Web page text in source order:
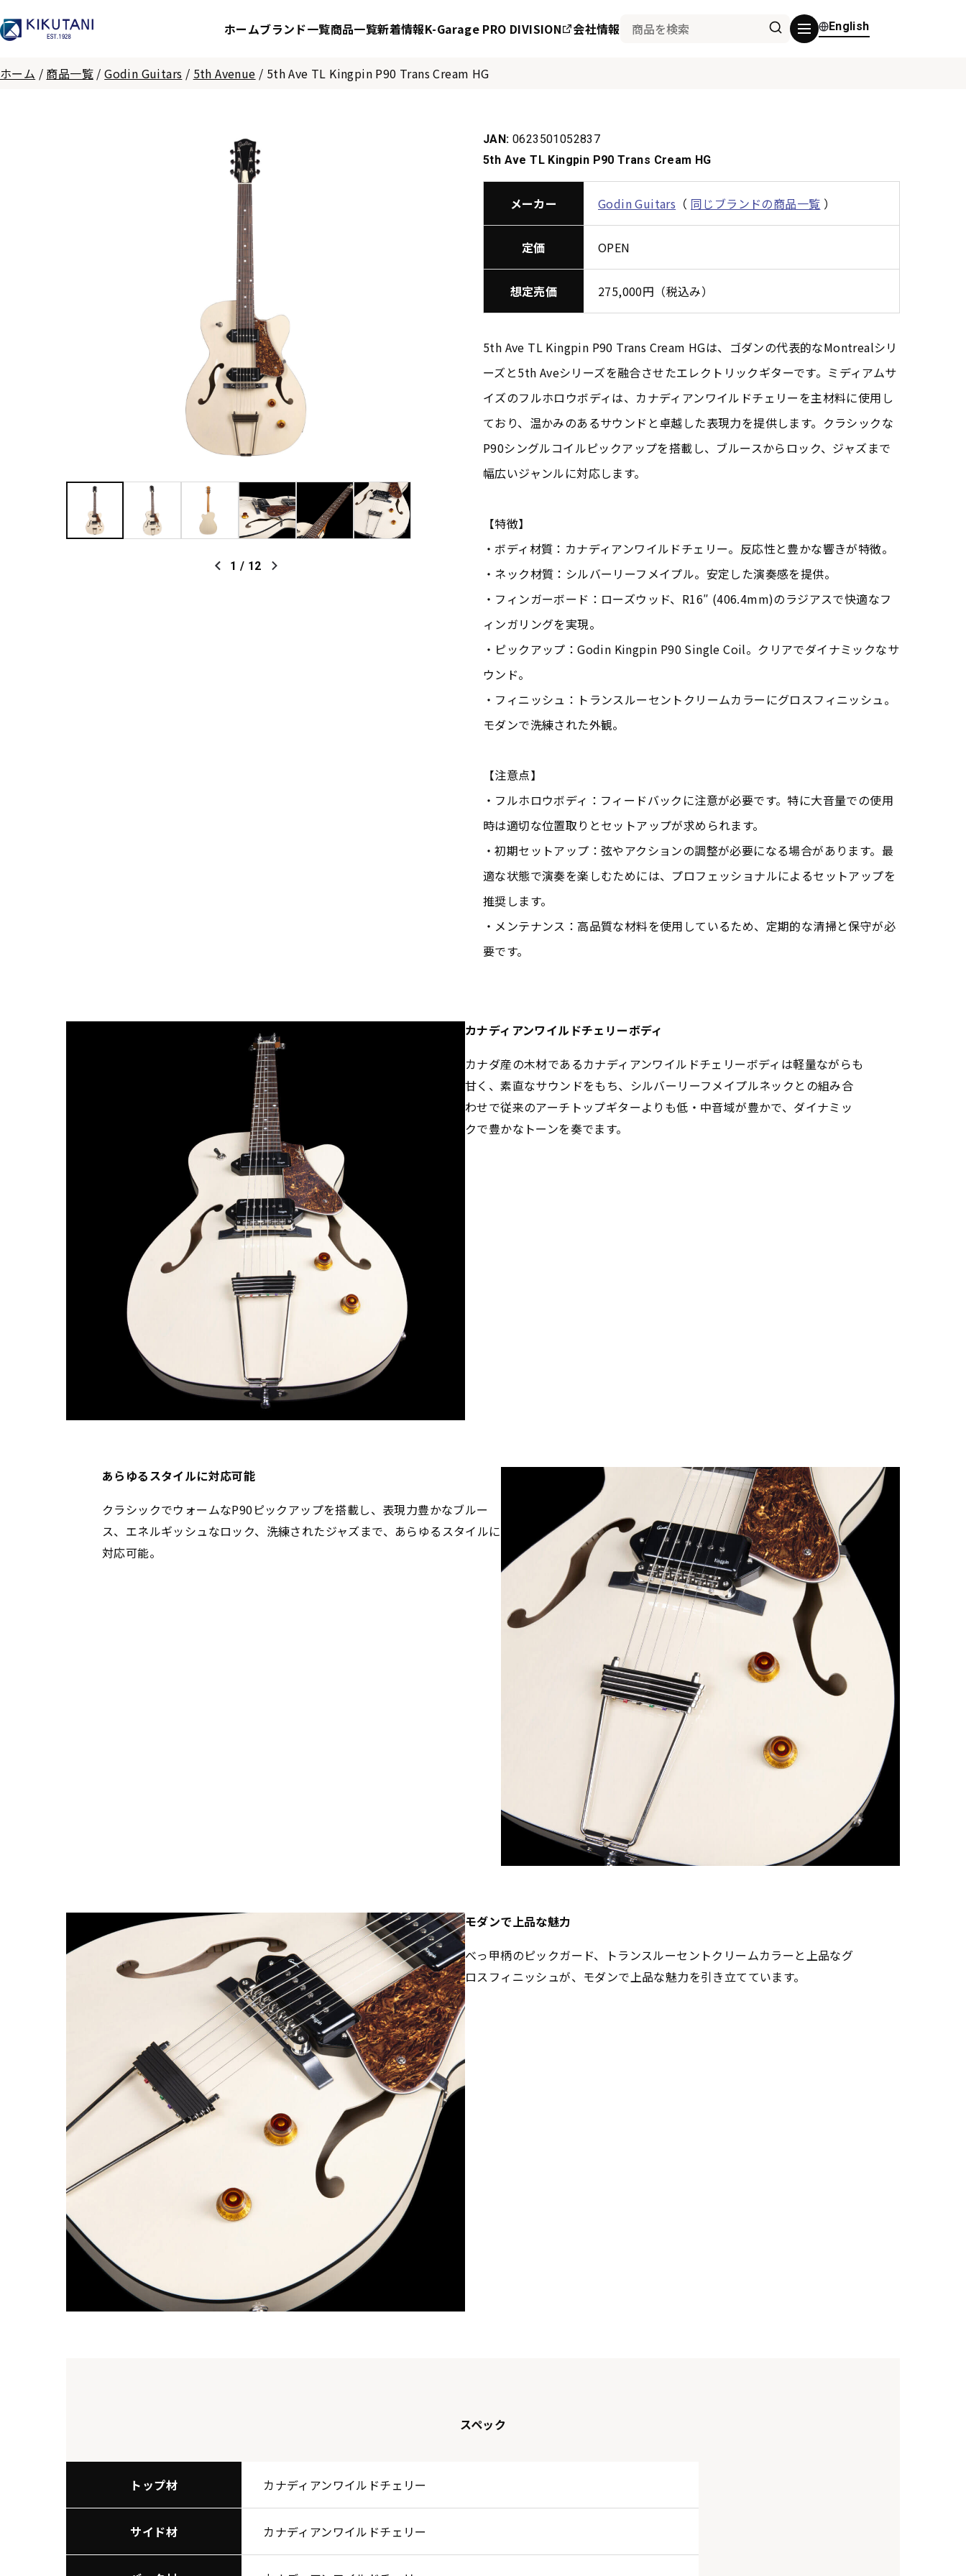
ホームブランド一覧商品一覧新着情報K-Garage PRO DIVISION 会社情報 English
ホーム / 商品一覧 /Godin Guitars / 5th Avenue / 5th Ave TL Kingpin P90 Trans Cream HG
1 / 12
JAN: 0623501052837
5th Ave TL Kingpin P90 Trans Cream HG
メーカー Godin Guitars （ 同じブランドの商品一覧 ）
定価 OPEN
想定売価 275,000円（税込み）
5th Ave TL Kingpin P90 Trans Cream HGは、ゴダンの代表的なMontrealシリ
ーズと5th Aveシリーズを融合させたエレクトリックギターです。ミディアムサ
イズのフルホロウボディは、カナディアンワイルドチェリーを主材料に使用し
ており、温かみのあるサウンドと卓越した表現力を提供します。クラシックな
P90シングルコイルピックアップを搭載し、ブルースからロック、ジャズまで
幅広いジャンルに対応します。
【特徴】
・ボディ材質：カナディアンワイルドチェリー。反応性と豊かな響きが特徴。
・ネック材質：シルバーリーフメイプル。安定した演奏感を提供。
・フィンガーボード：ローズウッド、R16″ (406.4mm)のラジアスで快適なフ
ィンガリングを実現。
・ピックアップ：Godin Kingpin P90 Single Coil。クリアでダイナミックなサ
ウンド。
・フィニッシュ：トランスルーセントクリームカラーにグロスフィニッシュ。
モダンで洗練された外観。
【注意点】
・フルホロウボディ：フィードバックに注意が必要です。特に大音量での使用
時は適切な位置取りとセットアップが求められます。
・初期セットアップ：弦やアクションの調整が必要になる場合があります。最
適な状態で演奏を楽しむためには、プロフェッショナルによるセットアップを
推奨します。
・メンテナンス：高品質な材料を使用しているため、定期的な清掃と保守が必
要です。
カナディアンワイルドチェリーボディ
カナダ産の木材であるカナディアンワイルドチェリーボディは軽量ながらも
甘く、素直なサウンドをもち、シルバーリーフメイプルネックとの組み合
わせで従来のアーチトップギターよりも低・中音域が豊かで、ダイナミッ
クで豊かなトーンを奏でます。
あらゆるスタイルに対応可能
クラシックでウォームなP90ピックアップを搭載し、表現力豊かなブルー
ス、エネルギッシュなロック、洗練されたジャズまで、あらゆるスタイルに
対応可能。
モダンで上品な魅力
べっ甲柄のピックガード、トランスルーセントクリームカラーと上品なグ
ロスフィニッシュが、モダンで上品な魅力を引き立てています。
スペック
トップ材 カナディアンワイルドチェリー
サイド材 カナディアンワイルドチェリー